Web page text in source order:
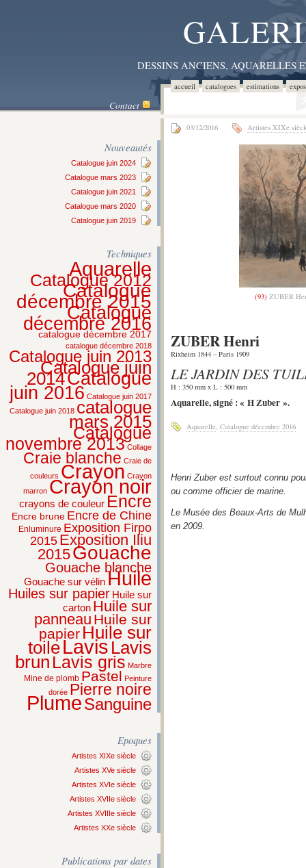
DESSINS ANCIENS,
accueil catalogues estimations
Contact
Nouveautés
Catalogue juin 2024
Catalogue mars 2023
Catalogue juin 2021
Catalogue mars 2020
Catalogue juin 2019
Techniques
Aquarelle
Catalogue 2012
Catalogue
décembre 2015
Catalogue
décembre 2016
catalogue décembre 2017
catalogue décembre 2018
Catalogue juin 2013
Catalogue juin
2014Catalogue
juin 2016 Catalogue juin 2017
Catalogue juin 2018 catalogue
mars 2015
Catalogue
novembre 2013 Collage
Craie blanche Craie de
couleurs Crayon Crayon
marron Crayon noir
crayons de couleur Encre
Encre brune Encre de Chine
Enluminure Exposition Firpo
2015 Exposition Iliu
2015Gouache
Gouache blanche
Gouache sur vélinHuile
Huiles sur papier Huile sur
carton Huile sur
panneau Huile sur
papier Huile sur
toileLavis Lavis
brun Lavis gris Marbre
Mine de plomb Pastel Peinture
dorée Pierre noire
PlumeSanguine
Epoques
Artistes XIXe siècle
Artistes XVe siècle
Artistes XVIe siècle
Artistes XVIIe siècle
Artistes XVIIIe siècle
Artistes XXe siècle
Publications par dates
03/12/2016 Artistes XIXe
(93) ZUBER
ZUBER Henri
Rixheim 1844 – Paris 1909
LE JARDIN DES
H : 350 mm x L : 500 mm
Aquarelle, signé : « H Zuber ».
Aquarelle Catalogue décembre 2016
Henri Zuber est surtout connu
ou comme officier de marine.
Le Musée des Beaux-Arts de
en 2009.